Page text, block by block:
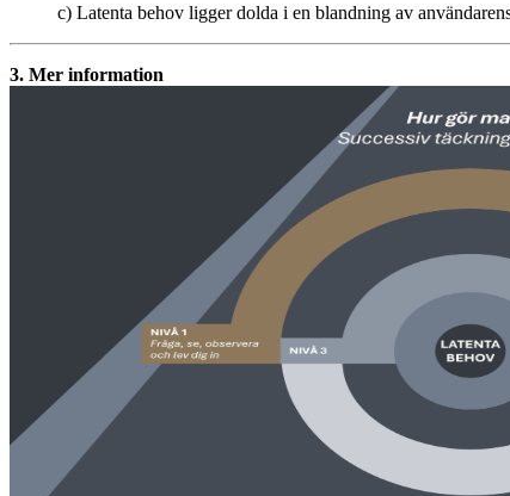
c) Latenta behov ligger dolda i en blandning av
3. Mer information